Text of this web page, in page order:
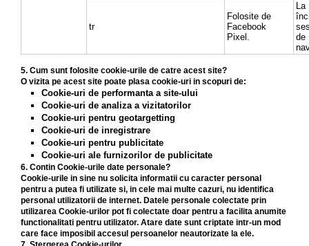
tr
Folosite de
Facebook
Pixel.
La
de
5. Cum sunt folosite cookie-urile de catre acest site?
O vizita pe acest site poate plasa cookie-uri in scopuri de:
Cookie-uri de performanta a site-ului
Cookie-uri de analiza a vizitatorilor
Cookie-uri pentru geotargetting
Cookie-uri de inregistrare
Cookie-uri pentru publicitate
Cookie-uri ale furnizorilor de publicitate
6. Contin Cookie-urile date personale?
Cookie-urile in sine nu solicita informatii cu caracter personal
pentru a putea fi utilizate si, in cele mai multe cazuri, nu identifica
personal utilizatorii de internet. Datele personale colectate prin
utilizarea Cookie-urilor pot fi colectate doar pentru a facilita anumite
functionalitati pentru utilizator. Atare date sunt criptate intr-un mod
care face imposibil accesul persoanelor neautorizate la ele.